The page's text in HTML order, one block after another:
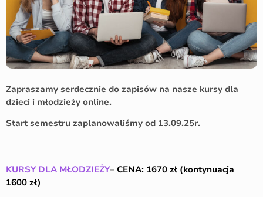
Zapraszamy serdecznie do zapisów na nasze kursy dla
dzieci i młodzieży online.
Start semestru zaplanowaliśmy od 13.09.25r.
KURSY DLA MŁODZIEŻY– CENA: 1670 zł (kontynuacja
1600 zł)